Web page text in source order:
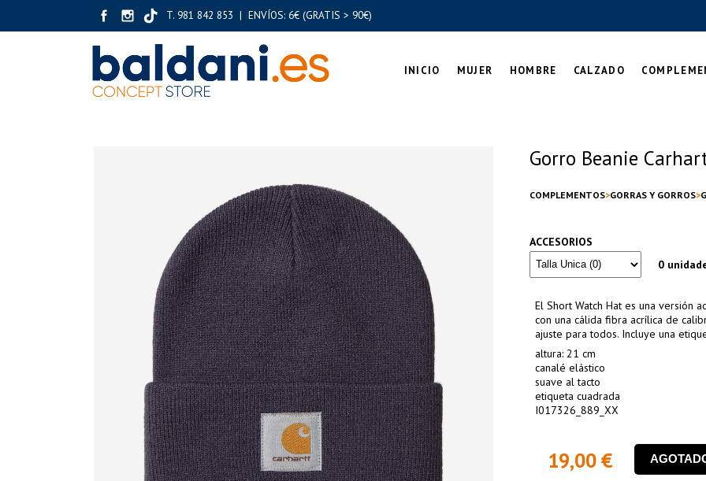
T. 981 842 853 | ENVÍOS: 6€ (GRATIS > 90€)
INICIO MUJER HOMBRE CALZADO
Gorro Beanie
COMPLEMENTOS GORRAS Y GORROS
ACCESORIOS
0
El Short Watch Hat es una versión
con una cálida fibra acrílica de
ajuste para todos. Incluye una
altura: 21 cm
canalé elástico
suave al tacto
etiqueta cuadrada
I017326_889_XX
19,00 €